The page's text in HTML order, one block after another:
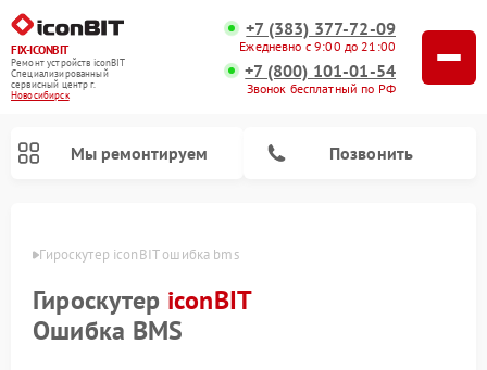
FIX-ICONBIT
Ремонт устройств iconBIT
Специализированный
cервисный центр г.
Новосибирск
+7 (383) 377-72-09
Ежедневно с 9:00 до 21:00
+7 (800) 101-01-54
Звонок бесплатный по РФ
Мы ремонтируем Позвонить
Гироскутер iconBIT ошибка bms
Гироскутер iconBIT
Ошибка BMS